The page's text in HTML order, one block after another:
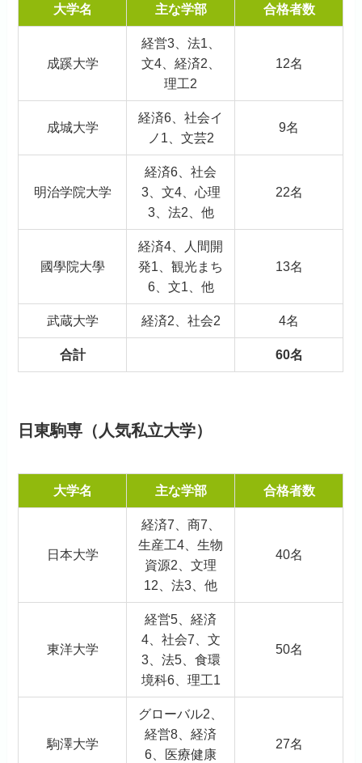
大学名 主な学部 合格者数
成蹊大学
経営3、法1、
文4、経済2、
理工2
12名
成城大学
経済6、社会イ
ノ1、文芸2
9名
明治学院大学
経済6、社会
3、文4、心理
3、法2、他
22名
國學院大學
経済4、人間開
発1、観光まち
6、文1、他
13名
武蔵大学 経済2、社会2 4名
合計 60名
日東駒専（人気私立大学）
大学名 主な学部 合格者数
日本大学
経済7、商7、
生産工4、生物
資源2、文理
12、法3、他
40名
東洋大学
経営5、経済
4、社会7、文
3、法5、食環
境科6、理工1
50名
駒澤大学
グローバル2、
経営8、経済
6、医療健康
27名